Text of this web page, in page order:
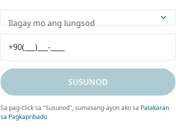
Ilagay mo ang lungsod
SUSUNOD
Sa pag-click sa "Susunod", sumasang-ayon ako sa Patakaran
sa Pagkapribado